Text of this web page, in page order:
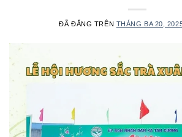
ĐÃ ĐĂNG TRÊN THÁNG BA 20,